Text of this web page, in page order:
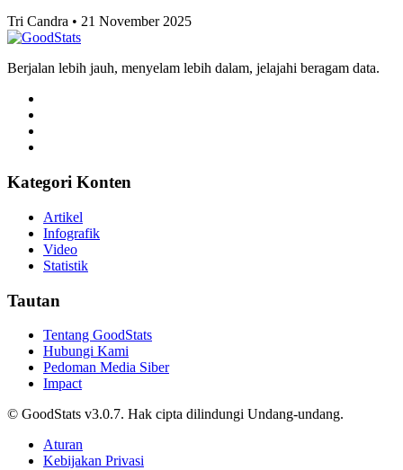
Tri Candra • 21 November 2025
Berjalan lebih jauh, menyelam lebih dalam, jelajahi beragam data.
Kategori Konten
Artikel
Infografik
Video
Statistik
Tautan
Tentang GoodStats
Hubungi Kami
Pedoman Media Siber
Impact
© GoodStats v3.0.7. Hak cipta dilindungi Undang-undang.
Aturan
Kebijakan Privasi